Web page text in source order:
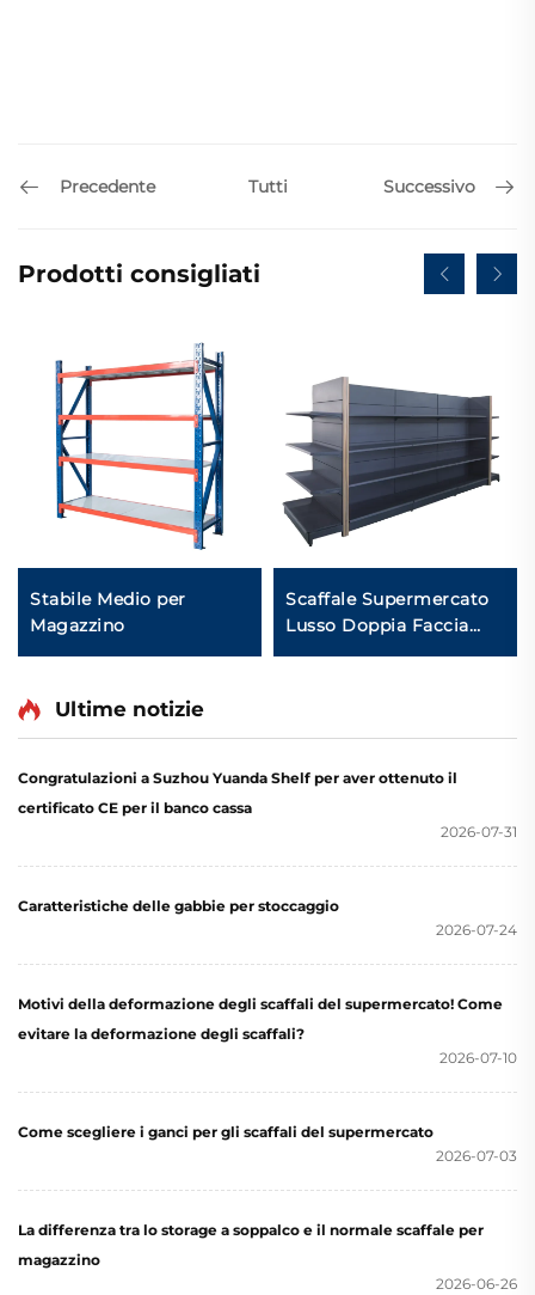
Precedente Tutti Successivo
Prodotti consigliati
Stabile Medio per
Magazzino
Scaffale Supermercato
Lusso Doppia Faccia
YD-S035
Ultime notizie
Congratulazioni a Suzhou Yuanda Shelf per aver ottenuto il
certificato CE per il banco cassa
2026-07-31
Caratteristiche delle gabbie per stoccaggio
2026-07-24
Motivi della deformazione degli scaffali del supermercato! Come
evitare la deformazione degli scaffali?
2026-07-10
Come scegliere i ganci per gli scaffali del supermercato
2026-07-03
La differenza tra lo storage a soppalco e il normale scaffale per
magazzino
2026-06-26